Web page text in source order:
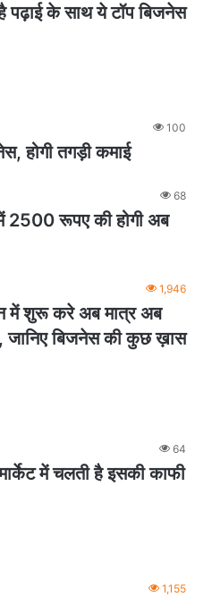
के साथ ये टॉप बिजनेस
100
होगी तगड़ी कमाई
68
2500 रूपए की होगी अब
1,946
में शुरू करे अब मात्र अब
जानिए बिजनेस की कुछ ख़ास
64
में चलती है इसकी काफी
1,155